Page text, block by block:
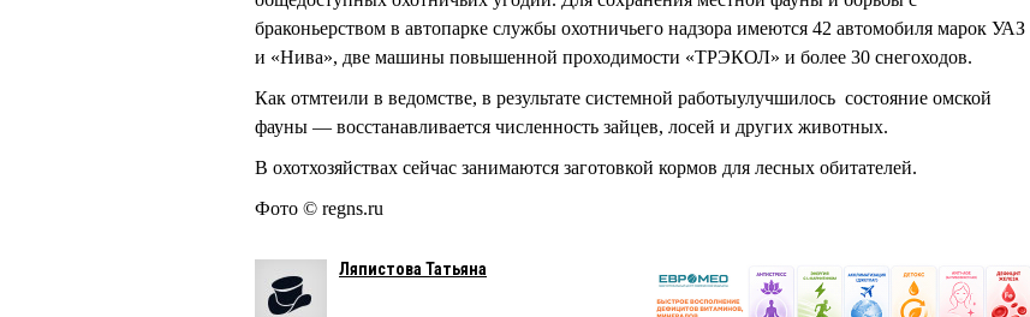
браконьерством в автопарке службы охотничьего надзора имеются 42 автомобиля марок УАЗ
и «Нива», две машины повышенной проходимости «ТРЭКОЛ» и более 30 снегоходов.
Как отмтеили в ведомстве, в результате системной работыулучшилось состояние омской
фауны — восстанавливается численность зайцев, лосей и других животных.
В охотхозяйствах сейчас занимаются заготовкой кормов для лесных обитателей.
Фото © regns.ru
Ляпистова Татьяна